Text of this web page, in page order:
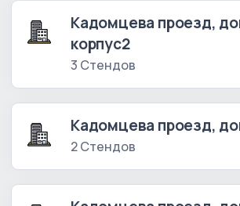
Кадомцева проезд,
корпус2
3 Стендов
Кадомцева проезд,
2 Стендов